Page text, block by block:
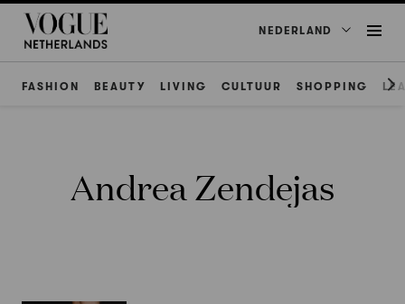
NEDERLAND
FASHION BEAUTY LIVING CULTUUR SHOPPING
Andrea Zendejas